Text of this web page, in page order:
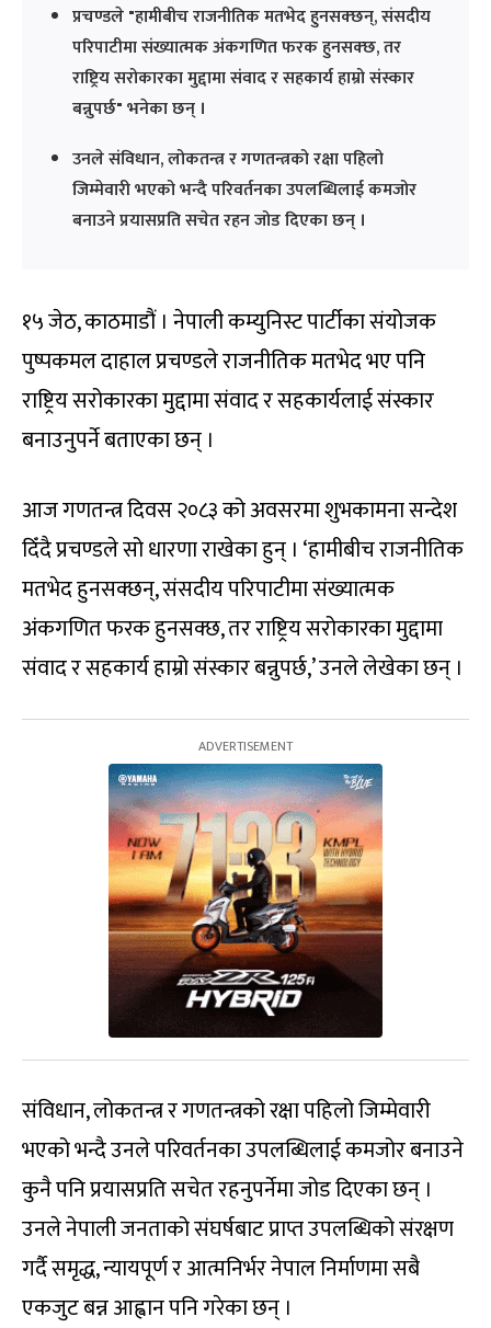
प्रचण्डले "हामीबीच राजनीतिक मतभेद हुनसक्छन्, संसदीय
परिपाटीमा संख्यात्मक अंकगणित फरक हुनसक्छ, तर
राष्ट्रिय सरोकारका मुद्दामा संवाद र सहकार्य हाम्रो संस्कार
बन्नुपर्छ" भनेका छन् ।
उनले संविधान, लोकतन्त्र र गणतन्त्रको रक्षा पहिलो
जिम्मेवारी भएको भन्दै परिवर्तनका उपलब्धिलाई कमजोर
बनाउने प्रयासप्रति सचेत रहन जोड दिएका छन् ।
१५ जेठ, काठमाडौं । नेपाली कम्युनिस्ट पार्टीका संयोजक
पुष्पकमल दाहाल प्रचण्डले राजनीतिक मतभेद भए पनि
राष्ट्रिय सरोकारका मुद्दामा संवाद र सहकार्यलाई संस्कार
बनाउनुपर्ने बताएका छन् ।
आज गणतन्त्र दिवस २०८३ को अवसरमा शुभकामना सन्देश
दिँदै प्रचण्डले सो धारणा राखेका हुन् । ‘हामीबीच राजनीतिक
मतभेद हुनसक्छन्, संसदीय परिपाटीमा संख्यात्मक
अंकगणित फरक हुनसक्छ, तर राष्ट्रिय सरोकारका मुद्दामा
संवाद र सहकार्य हाम्रो संस्कार बन्नुपर्छ,’ उनले लेखेका छन् ।
संविधान, लोकतन्त्र र गणतन्त्रको रक्षा पहिलो जिम्मेवारी
भएको भन्दै उनले परिवर्तनका उपलब्धिलाई कमजोर बनाउने
कुनै पनि प्रयासप्रति सचेत रहनुपर्नेमा जोड दिएका छन् ।
उनले नेपाली जनताको संघर्षबाट प्राप्त उपलब्धिको संरक्षण
गर्दै समृद्ध, न्यायपूर्ण र आत्मनिर्भर नेपाल निर्माणमा सबै
एकजुट बन्न आह्वान पनि गरेका छन् ।